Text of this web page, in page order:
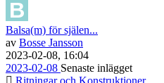
Balsa(m) för själen...
av Bosse Jansson
2023-02-08, 16:04
2023-02-08 Senaste inlägget
Ritningar och Konstruktioner